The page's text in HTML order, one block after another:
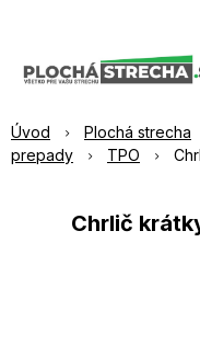
Úvod Plochá strecha
prepady
TPO
Chrlič